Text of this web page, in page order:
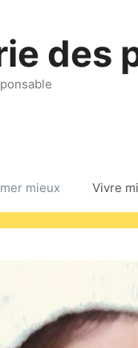
des
mieux Vivre